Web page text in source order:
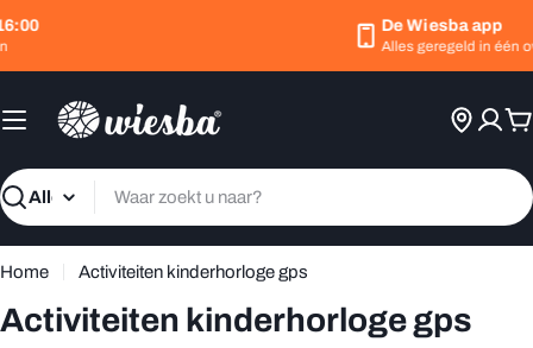
naar
inhoud
De Wiesba app
Alles geregeld in één
Zoeken
Home Activiteiten kinderhorloge gps
Activiteiten kinderhorloge gps